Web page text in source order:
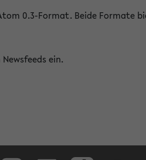
0.3-Format. Beide Formate
ein.